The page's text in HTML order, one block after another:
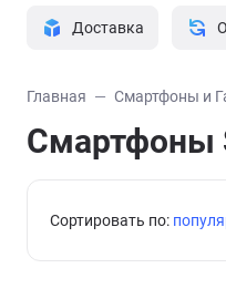
Доставка
Главная Смартфоны и
Смартфоны
Сортировать по: